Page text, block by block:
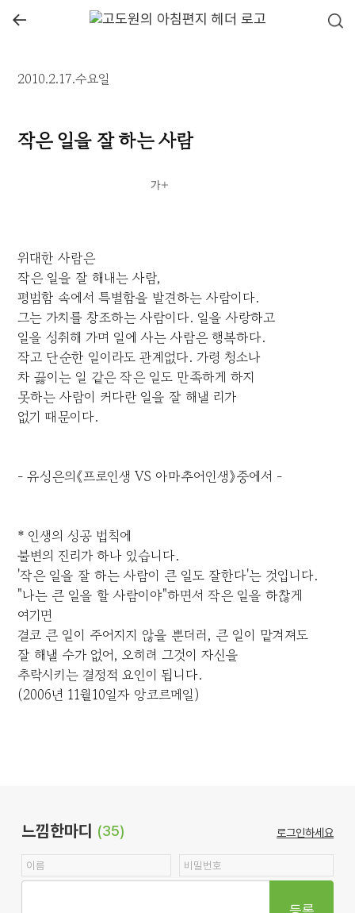
←
2010.2.17.수요일
작은 일을 잘 하는 사람
위대한 사람은
작은 일을 잘 해내는 사람,
평범함 속에서 특별함을 발견하는 사람이다.
그는 가치를 창조하는 사람이다. 일을 사랑하고
일을 성취해 가며 일에 사는 사람은 행복하다.
작고 단순한 일이라도 관계없다. 가령 청소나
차 끓이는 일 같은 작은 일도 만족하게 하지
못하는 사람이 커다란 일을 잘 해낼 리가
없기 때문이다.
- 유성은의《프로인생 VS 아마추어인생》중에서 -
* 인생의 성공 법칙에
불변의 진리가 하나 있습니다.
'작은 일을 잘 하는 사람이 큰 일도 잘한다'는 것입니다.
"나는 큰 일을 할 사람이야"하면서 작은 일을 하찮게
여기면
결코 큰 일이 주어지지 않을 뿐더러, 큰 일이 맡겨져도
잘 해낼 수가 없어, 오히려 그것이 자신을
추락시키는 결정적 요인이 됩니다.
(2006년 11월10일자 앙코르메일)
느낌한마디 (35) 로그인하세요